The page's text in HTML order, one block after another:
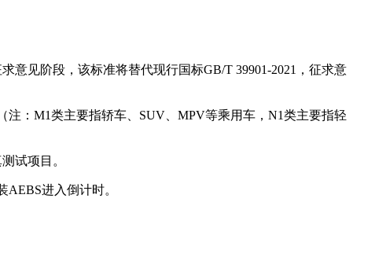
见阶段，该标准将替代现行国标GB/T 39901-2021，征求意
：M1类主要指轿车、SUV、MPV等乘用车，N1类主要指轻
试项目。
进入倒计时。